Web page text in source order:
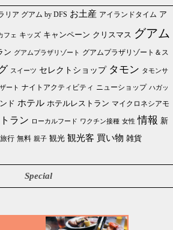
リア グアム by DFS お土産 アイランドタイム ア
フェ キッズ キャンペーン クリスマス グアム
ン グアムプラザリゾート グアムプラザリゾート＆ス
スイーツ セレクトショップ タモン タモンサ
ート ナイトアクティビティ ニューショップ ハガッ
ド ホテル ホテルレストラン マイクロネシアモ
ラン ローカルフード ワクチン接種 女性 情報 新
旅行 無料 親子 観光 観光客 買い物 雑貨
Special